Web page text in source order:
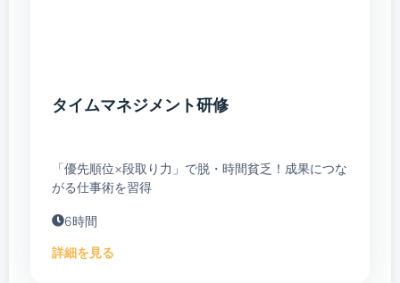
タイムマネジメント研修
「優先順位×段取り力」で脱・時間貧乏！成果につな
がる仕事術を習得
6時間
詳細を見る